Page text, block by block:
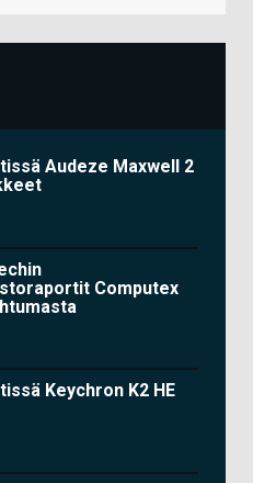
Audeze Maxwell 2
Computex
Keychron K2 HE